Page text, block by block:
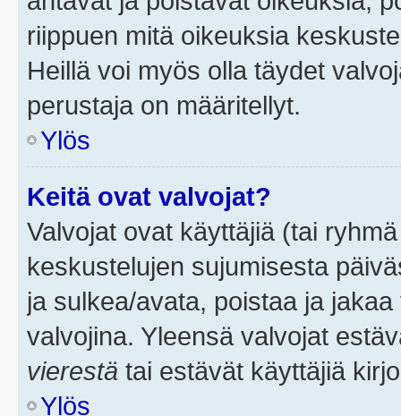
riippuen mitä oikeuksia
Heillä voi myös olla täydet
perustaja on määritellyt.
Ylös
Keitä ovat valvojat?
Valvojat ovat käyttäjiä (tai
keskustelujen sujumisesta
ja sulkea/avata, poistaa ja
valvojina. Yleensä valvojat
vierestä tai estävät käyttäjiä
Ylös